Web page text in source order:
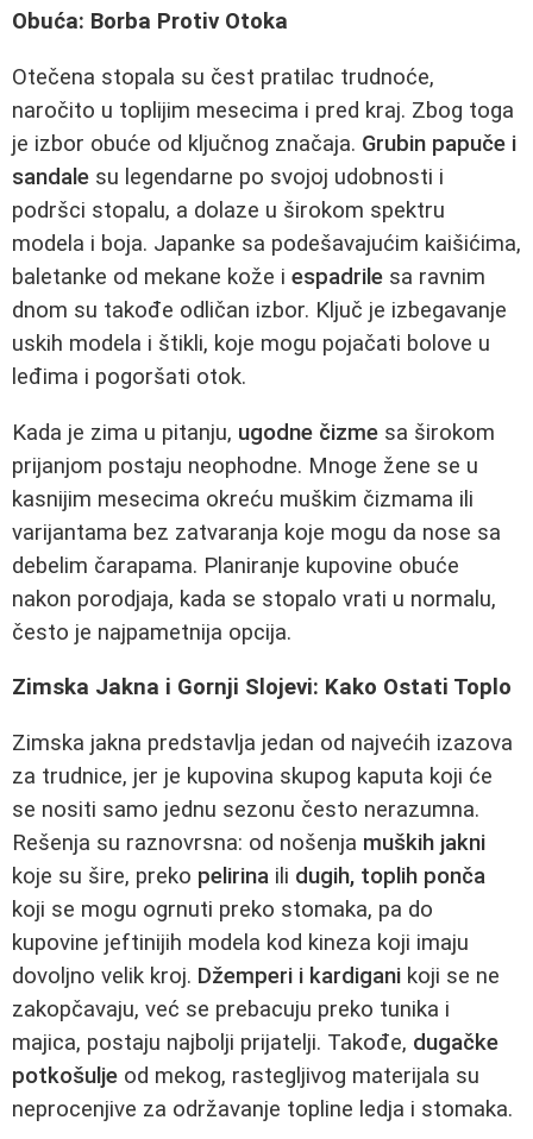
Obuća: Borba Protiv Otoka
Otečena stopala su čest pratilac trudnoće,
naročito u toplijim mesecima i pred kraj. Zbog toga
je izbor obuće od ključnog značaja. Grubin papuče i
sandale su legendarne po svojoj udobnosti i
podršci stopalu, a dolaze u širokom spektru
modela i boja. Japanke sa podešavajućim kaišićima,
baletanke od mekane kože i espadrile sa ravnim
dnom su takođe odličan izbor. Ključ je izbegavanje
uskih modela i štikli, koje mogu pojačati bolove u
leđima i pogoršati otok.
Kada je zima u pitanju, ugodne čizme sa širokom
prijanjom postaju neophodne. Mnoge žene se u
kasnijim mesecima okreću muškim čizmama ili
varijantama bez zatvaranja koje mogu da nose sa
debelim čarapama. Planiranje kupovine obuće
nakon porodjaja, kada se stopalo vrati u normalu,
često je najpametnija opcija.
Zimska Jakna i Gornji Slojevi: Kako Ostati Toplo
Zimska jakna predstavlja jedan od najvećih izazova
za trudnice, jer je kupovina skupog kaputa koji će
se nositi samo jednu sezonu često nerazumna.
Rešenja su raznovrsna: od nošenja muških jakni
koje su šire, preko pelirina ili dugih, toplih ponča
koji se mogu ogrnuti preko stomaka, pa do
kupovine jeftinijih modela kod kineza koji imaju
dovoljno velik kroj. Džemperi i kardigani koji se ne
zakopčavaju, već se prebacuju preko tunika i
majica, postaju najbolji prijatelji. Takođe, dugačke
potkošulje od mekog, rastegljivog materijala su
neprocenjive za održavanje topline ledja i stomaka.